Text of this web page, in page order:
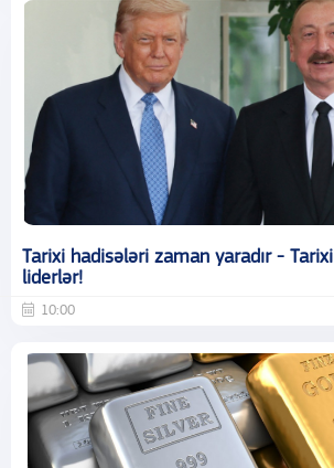
Tarixi hadisələri zaman yaradır -
liderlər!
10:00